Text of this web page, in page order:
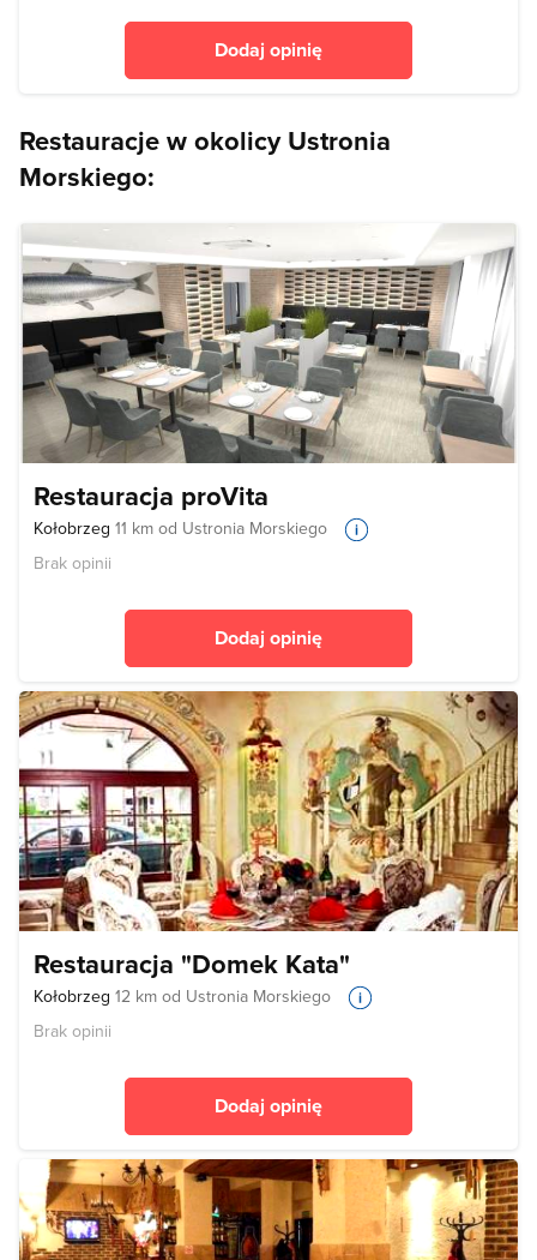
Dodaj opinię
Restauracje w okolicy Ustronia
Morskiego:
Restauracja proVita
Kołobrzeg 11 km od Ustronia Morskiego
Brak opinii
Dodaj opinię
Restauracja "Domek Kata"
Kołobrzeg 12 km od Ustronia Morskiego
Brak opinii
Dodaj opinię